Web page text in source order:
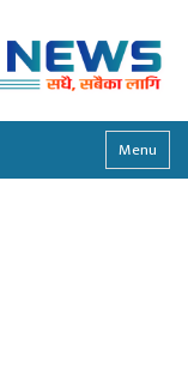
Menu